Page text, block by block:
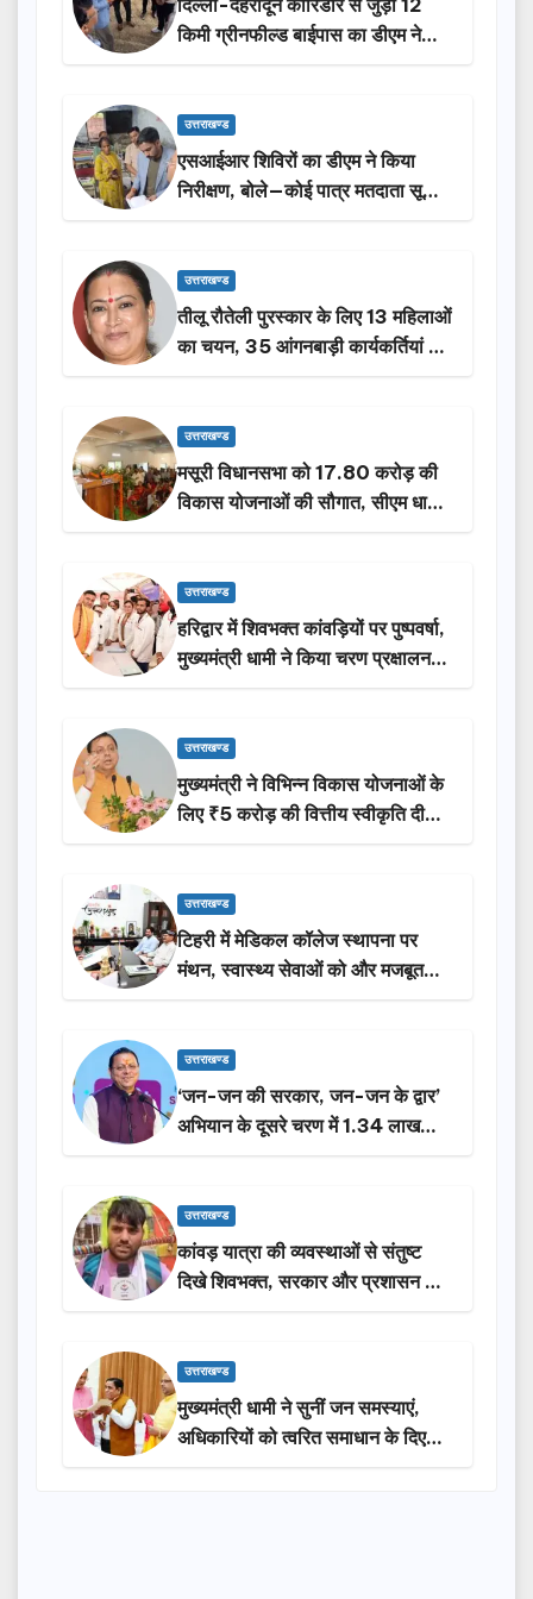
दिल्ली-देहरादून कॉरिडोर से जुड़ी 12
किमी ग्रीनफील्ड बाईपास का डीएम ने
किया निरीक्षण…
उत्तराखण्ड
एसआईआर शिविरों का डीएम ने किया
निरीक्षण, बोले—कोई पात्र मतदाता सूची
से न छूटे…
उत्तराखण्ड
तीलू रौतेली पुरस्कार के लिए 13 महिलाओं
का चयन, 35 आंगनबाड़ी कार्यकर्तियां भी
होंगी सम्मानित…
उत्तराखण्ड
मसूरी विधानसभा को 17.80 करोड़ की
विकास योजनाओं की सौगात, सीएम धामी
ने किया लोकार्पण-शिलान्यास.
उत्तराखण्ड
हरिद्वार में शिवभक्त कांवड़ियों पर पुष्पवर्षा,
मुख्यमंत्री धामी ने किया चरण प्रक्षालन…
उत्तराखण्ड
मुख्यमंत्री ने विभिन्न विकास योजनाओं के
लिए ₹5 करोड़ की वित्तीय स्वीकृति दी…
उत्तराखण्ड
टिहरी में मेडिकल कॉलेज स्थापना पर
मंथन, स्वास्थ्य सेवाओं को और मजबूत
करेगी सरकार: मुख्यमंत्री धामी…
उत्तराखण्ड
‘जन-जन की सरकार, जन-जन के द्वार’
अभियान के दूसरे चरण में 1.34 लाख
लोगों की भागीदारी…
उत्तराखण्ड
कांवड़ यात्रा की व्यवस्थाओं से संतुष्ट
दिखे शिवभक्त, सरकार और प्रशासन की
सराहना…
उत्तराखण्ड
मुख्यमंत्री धामी ने सुनीं जन समस्याएं,
अधिकारियों को त्वरित समाधान के दिए
निर्देश